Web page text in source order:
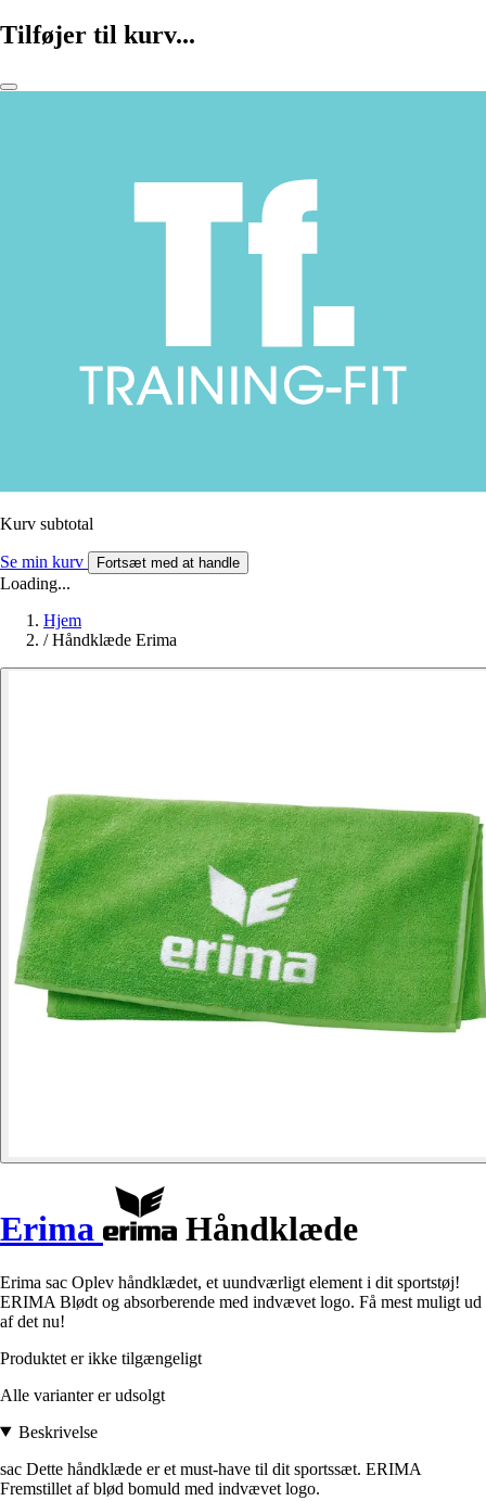
Tilføjer til kurv...
Kurv subtotal
Se min kurv Fortsæt med at handle
Loading...
Hjem
/ Håndklæde Erima
Erima Håndklæde
Erima sac Oplev håndklædet, et uundværligt element i dit sportstøj!
ERIMA Blødt og absorberende med indvævet logo. Få mest muligt ud
af det nu!
Produktet er ikke tilgængeligt
Alle varianter er udsolgt
Beskrivelse
sac Dette håndklæde er et must-have til dit sportssæt. ERIMA
Fremstillet af blød bomuld med indvævet logo.